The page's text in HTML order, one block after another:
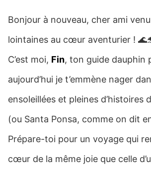
Bonjour à nouveau, cher ami
lointaines au cœur aventurier !
C’est moi, Fin, ton guide dauphin
aujourd’hui je t’emmène nager
ensoleillées et pleines d’histoires
(ou Santa Ponsa, comme on dit
Prépare-toi pour un voyage qui
cœur de la même joie que celle